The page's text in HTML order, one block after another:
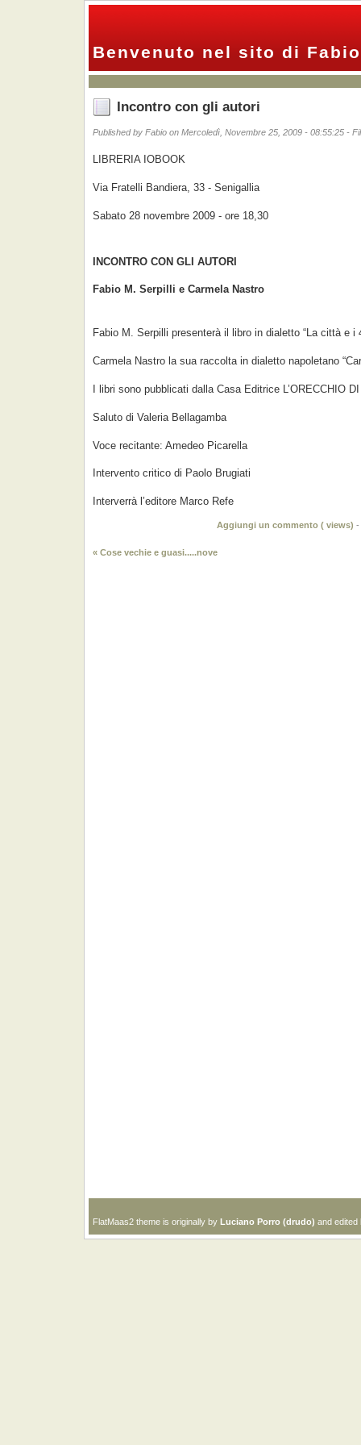
Benvenuto nel sito di
Incontro con gli autori
Published by Fabio on Mercoledì, Novembre 25, 2009 - 08:55:25 -
LIBRERIA IOBOOK
Via Fratelli Bandiera, 33 - Senigallia
Sabato 28 novembre 2009 - ore 18,30
INCONTRO CON GLI AUTORI
Fabio M. Serpilli e Carmela Nastro
Fabio M. Serpilli presenterà il libro in dialetto “La città e i
Carmela Nastro la sua raccolta in dialetto napoletano
I libri sono pubblicati dalla Casa Editrice L’ORECCHIO
Saluto di Valeria Bellagamba
Voce recitante: Amedeo Picarella
Intervento critico di Paolo Brugiati
Interverrà l’editore Marco Refe
Aggiungi un commento ( views) -
« Cose vechie e guasi.....nove
FlatMaas2 theme is originally by Luciano Porro (drudo) and